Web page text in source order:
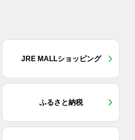
JRE MALLショッピング
ふるさと納税